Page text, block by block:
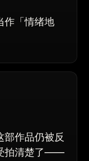
作「情绪地
部作品仍被反
拍清楚了——